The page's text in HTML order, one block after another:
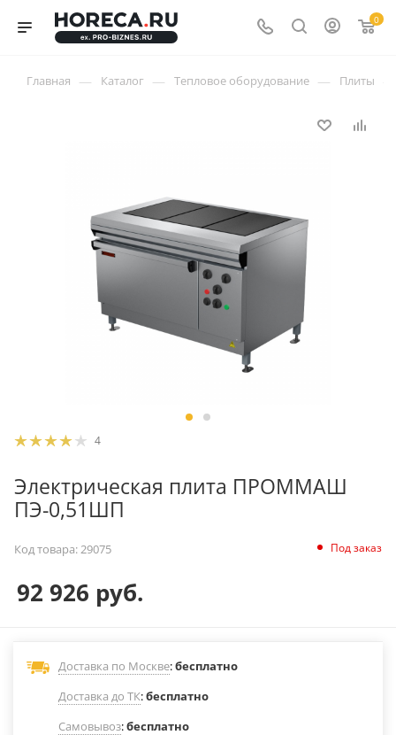
0
Главная — Каталог — Тепловое оборудование — Плиты
4
Электрическая плита ПРОММАШ
ПЭ-0,51ШП
Код товара:29075 Под заказ
92 926 руб.
Доставка по Москве:бесплатно
Доставка до ТК:бесплатно
Самовывоз:бесплатно